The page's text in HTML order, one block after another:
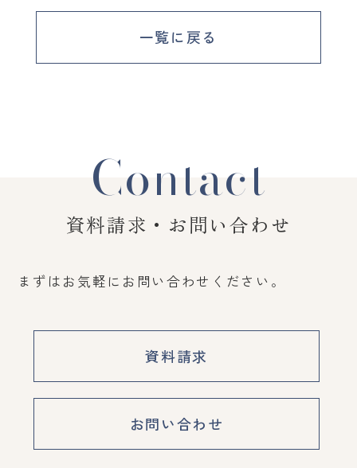
一覧に戻る
Contact
資料請求・お問い合わせ
まずはお気軽にお問い合わせください。
資料請求
お問い合わせ